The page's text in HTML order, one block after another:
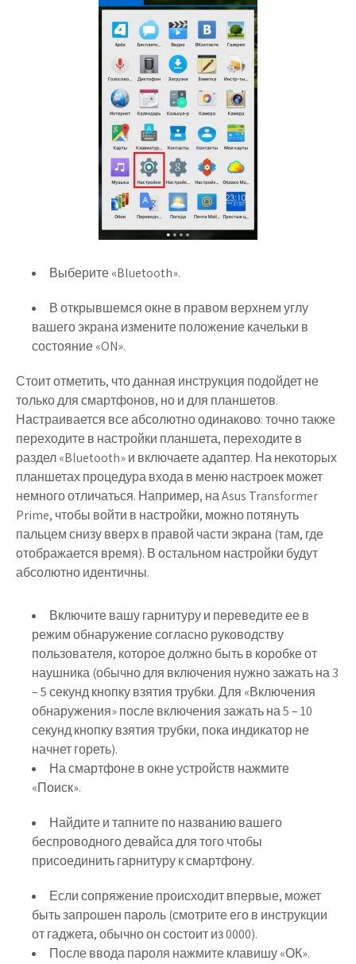
Выберите «Bluetooth».
В открывшемся окне в правом верхнем углу
вашего экрана измените положение качельки в
состояние «ON».
Стоит отметить, что данная инструкция подойдет не
только для смартфонов, но и для планшетов.
Настраивается все абсолютно одинаково: точно также
переходите в настройки планшета, переходите в
раздел «Bluetooth» и включаете адаптер. На некоторых
планшетах процедура входа в меню настроек может
немного отличаться. Например, на Asus Transformer
Prime, чтобы войти в настройки, можно потянуть
пальцем снизу вверх в правой части экрана (там, где
отображается время). В остальном настройки будут
абсолютно идентичны.
Включите вашу гарнитуру и переведите ее в
режим обнаружение согласно руководству
пользователя, которое должно быть в коробке от
наушника (обычно для включения нужно зажать на 3
– 5 секунд кнопку взятия трубки. Для «Включения
обнаружения» после включения зажать на 5 – 10
секунд кнопку взятия трубки, пока индикатор не
начнет гореть).
На смартфоне в окне устройств нажмите
«Поиск».
Найдите и тапните по названию вашего
беспроводного девайса для того чтобы
присоединить гарнитуру к смартфону.
Если сопряжение происходит впервые, может
быть запрошен пароль (смотрите его в инструкции
от гаджета, обычно он состоит из 0000).
После ввода пароля нажмите клавишу «ОК».